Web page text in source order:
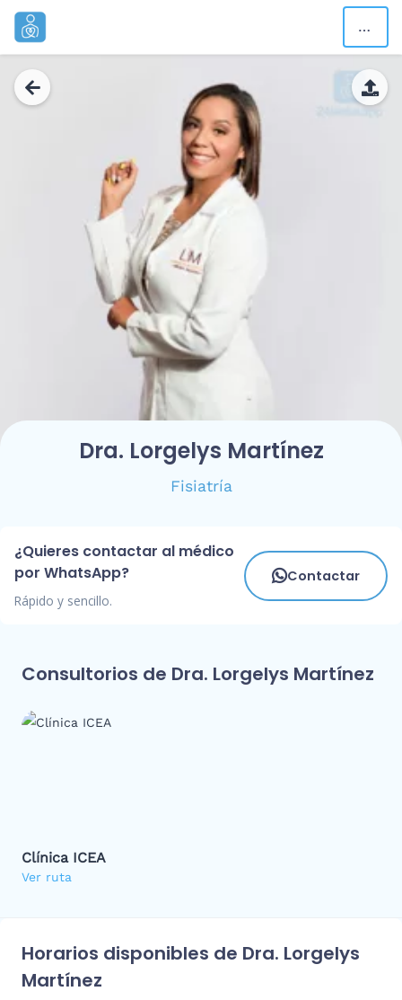
Dra. Lorgelys Martínez
Fisiatría
¿Quieres contactar al médico
por WhatsApp?
Rápido y sencillo.
Contactar
Consultorios de Dra. Lorgelys Martínez
Clínica ICEA
Ver ruta
Horarios disponibles de Dra. Lorgelys
Martínez